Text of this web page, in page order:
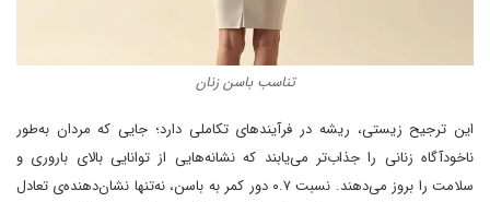
تناسب باسن زنان
این ترجیح زیستی، ریشه در فرآیندهای تکاملی دارد؛ جایی که مردان به‌طور
ناخودآگاه زنانی را جذاب‌تر می‌یابند که نشانه‌هایی از توانایی بالای باروری و
سلامت را بروز می‌دهند. نسبت ۰.۷ دور کمر به باسن، نه‌تنها نشان‌دهنده‌ی تعادل